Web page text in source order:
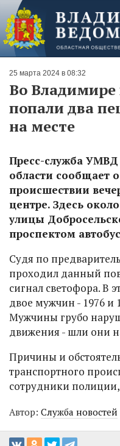
25 марта 2024 в 08:32
Во Владимире
попали два
на месте
Пресс-служба
области сообщает
происшествии
центре. Здесь
улицы
проспектом
Судя по
проходил данный
сигнал светофора. В
двое мужчин - 1976 и
Мужчины грубо
движения - шли они
Причины и
транспортного
сотрудники
Автор: Служба новостей